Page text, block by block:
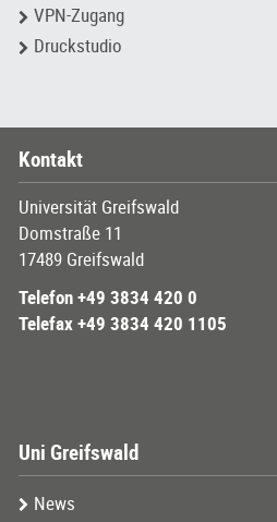
VPN-Zugang
Druckstudio
Kontakt
Universität Greifswald
Domstraße 11
17489 Greifswald
Telefon +49 3834 420 0
Telefax +49 3834 420 1105
Uni Greifswald
News